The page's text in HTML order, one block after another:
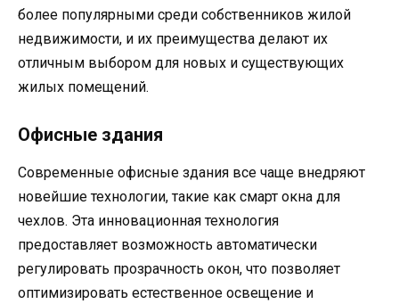
более популярными среди собственников жилой
недвижимости, и их преимущества делают их
отличным выбором для новых и существующих
жилых помещений.
Офисные здания
Современные офисные здания все чаще внедряют
новейшие технологии, такие как смарт окна для
чехлов. Эта инновационная технология
предоставляет возможность автоматически
регулировать прозрачность окон, что позволяет
оптимизировать естественное освещение и